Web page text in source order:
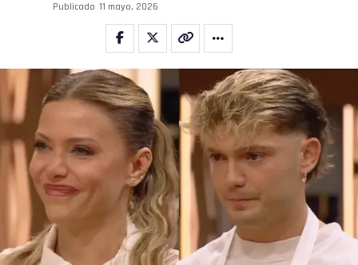
Publicado 11 mayo, 2026